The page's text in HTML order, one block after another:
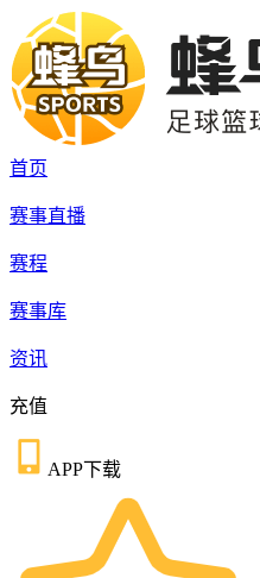
首页
赛事直播
赛程
赛事库
资讯
充值
APP下载